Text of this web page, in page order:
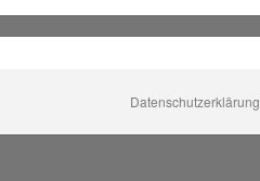
Datenschutzerklärung